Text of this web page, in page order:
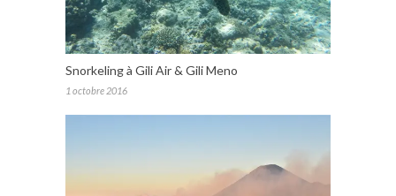
Snorkeling à Gili Air & Gili Meno
1 octobre 2016